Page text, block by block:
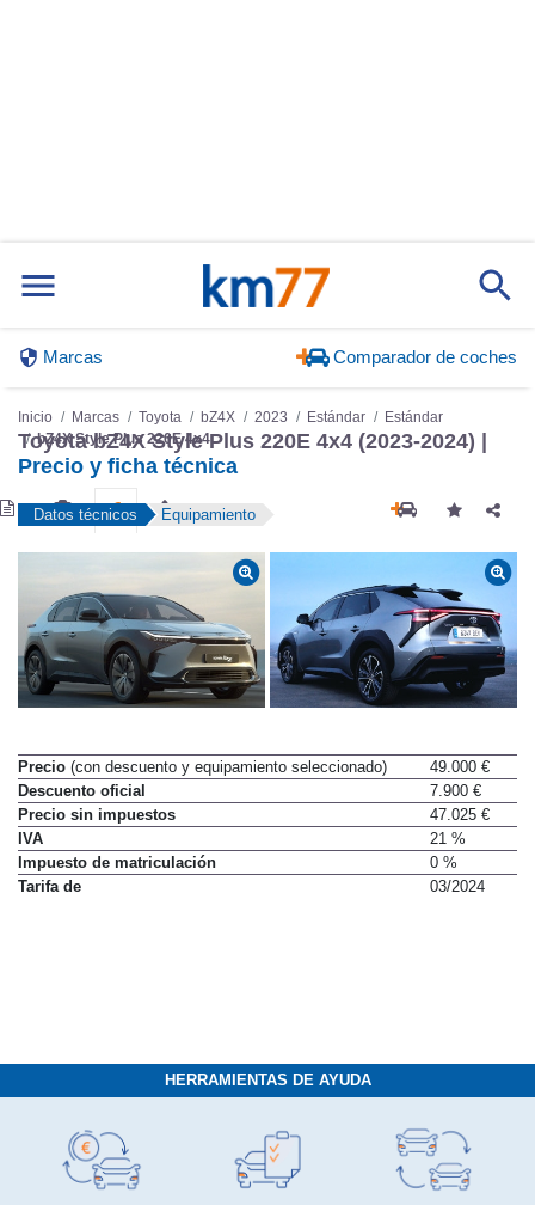
Marcas Comparador de coches
Inicio Marcas Toyota bZ4X 2023 Estándar
Estándar
bZ4X Style Plus 220E 4x4
Toyota bZ4X Style Plus 220E 4x4 (2023-2024) |
Precio y ficha técnica
Datos técnicos Equipamiento
Precio (con descuento y equipamiento seleccionado)
49.000 €
Descuento oficial
7.900 €
Precio sin impuestos
47.025 €
IVA
21 %
Impuesto de matriculación
0 %
Tarifa de
03/2024
HERRAMIENTAS DE AYUDA